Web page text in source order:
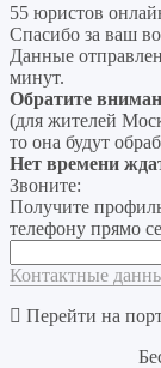
55 юристов
Спасибо за ваш
Данные
минут.
Обратите
(для жителей
то она будут
Нет времени
Звоните:
Получите
телефону прямо
Контактные
Перейти на